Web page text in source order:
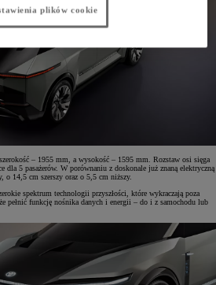
– 1955 mm, a wysokość – 1595 mm. Rozstaw osi sięga
dla 5 pasażerów. W porównaniu z doskonale już znaną elektryczną
o 14,5 cm szerszy oraz o 5,5 cm niższy.
spektrum technologii przyszłości, które wykraczają poza
pełnić funkcję nośnika danych i energii – do i z samochodu lub
plików cookie